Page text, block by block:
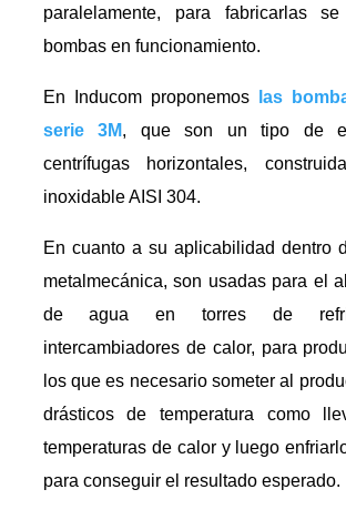
paralelamente, para fabricarlas
bombas en funcionamiento.
En Inducom proponemos
las
serie 3M, que son un tipo de
centrífugas horizontales,
inoxidable AISI 304.
En cuanto a su aplicabilidad dentro
metalmecánica, son usadas para el
de agua en torres de
intercambiadores de calor, para
los que es necesario someter al
drásticos de temperatura como
temperaturas de calor y luego
para conseguir el resultado esperado.